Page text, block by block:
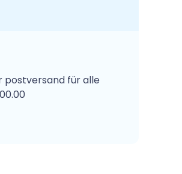
postversand für alle